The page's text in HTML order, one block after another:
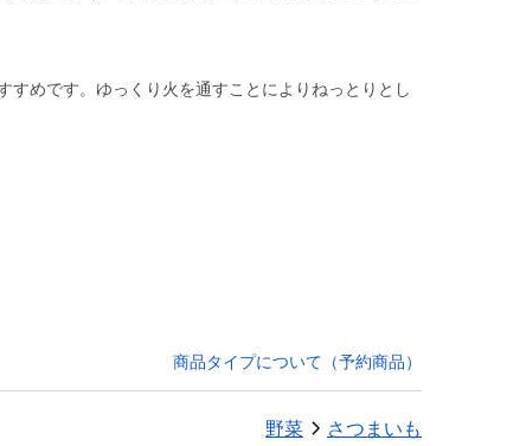
めです。ゆっくり火を通すことによりねっとりとし
商品タイプについて（予約商品）
野菜 さつまいも